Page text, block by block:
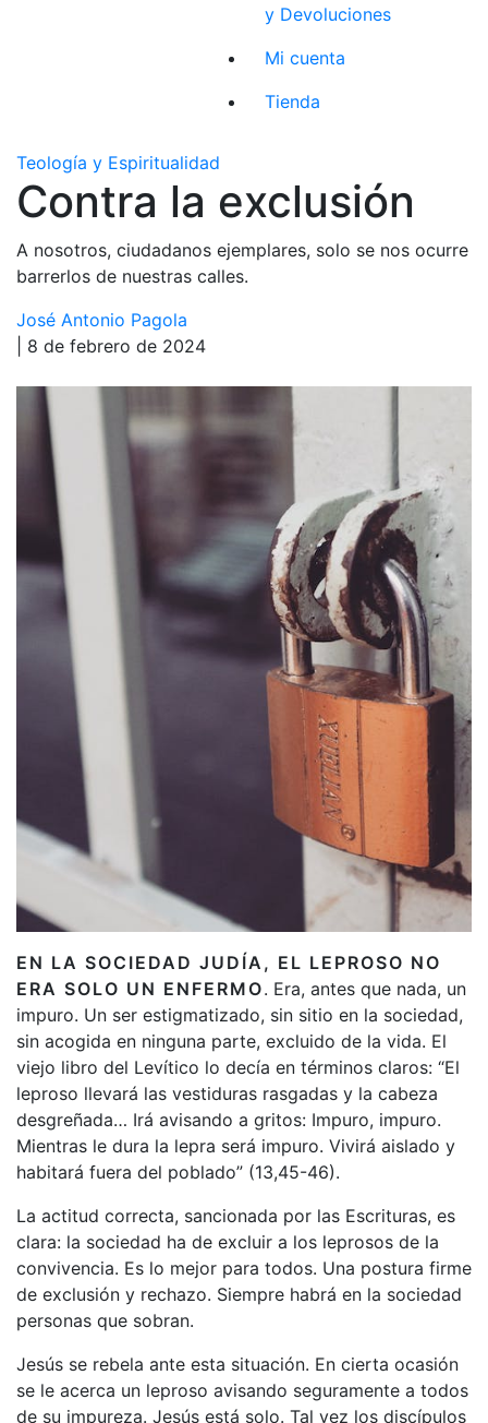
y Devoluciones
Mi cuenta
Tienda
Teología y Espiritualidad
Contra la exclusión
A nosotros, ciudadanos ejemplares, solo se nos ocurre
barrerlos de nuestras calles.
José Antonio Pagola
| 8 de febrero de 2024
EN LA SOCIEDAD JUDÍA, EL LEPROSO NO
ERA SOLO UN ENFERMO. Era, antes que nada, un
impuro. Un ser estigmatizado, sin sitio en la sociedad,
sin acogida en ninguna parte, excluido de la vida. El
viejo libro del Levítico lo decía en términos claros: “El
leproso llevará las vestiduras rasgadas y la cabeza
desgreñada… Irá avisando a gritos: Impuro, impuro.
Mientras le dura la lepra será impuro. Vivirá aislado y
habitará fuera del poblado” (13,45-46).
La actitud correcta, sancionada por las Escrituras, es
clara: la sociedad ha de excluir a los leprosos de la
convivencia. Es lo mejor para todos. Una postura firme
de exclusión y rechazo. Siempre habrá en la sociedad
personas que sobran.
Jesús se rebela ante esta situación. En cierta ocasión
se le acerca un leproso avisando seguramente a todos
de su impureza. Jesús está solo. Tal vez los discípulos